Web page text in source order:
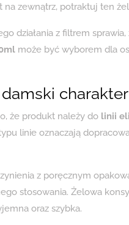
na zewnątrz, potraktuj ten
działania z filtrem sprawia,
może być wyborem dla
że produkt należy do linii
linie oznaczają
z poręcznym
stosowania. Żelowa
oraz szybka.